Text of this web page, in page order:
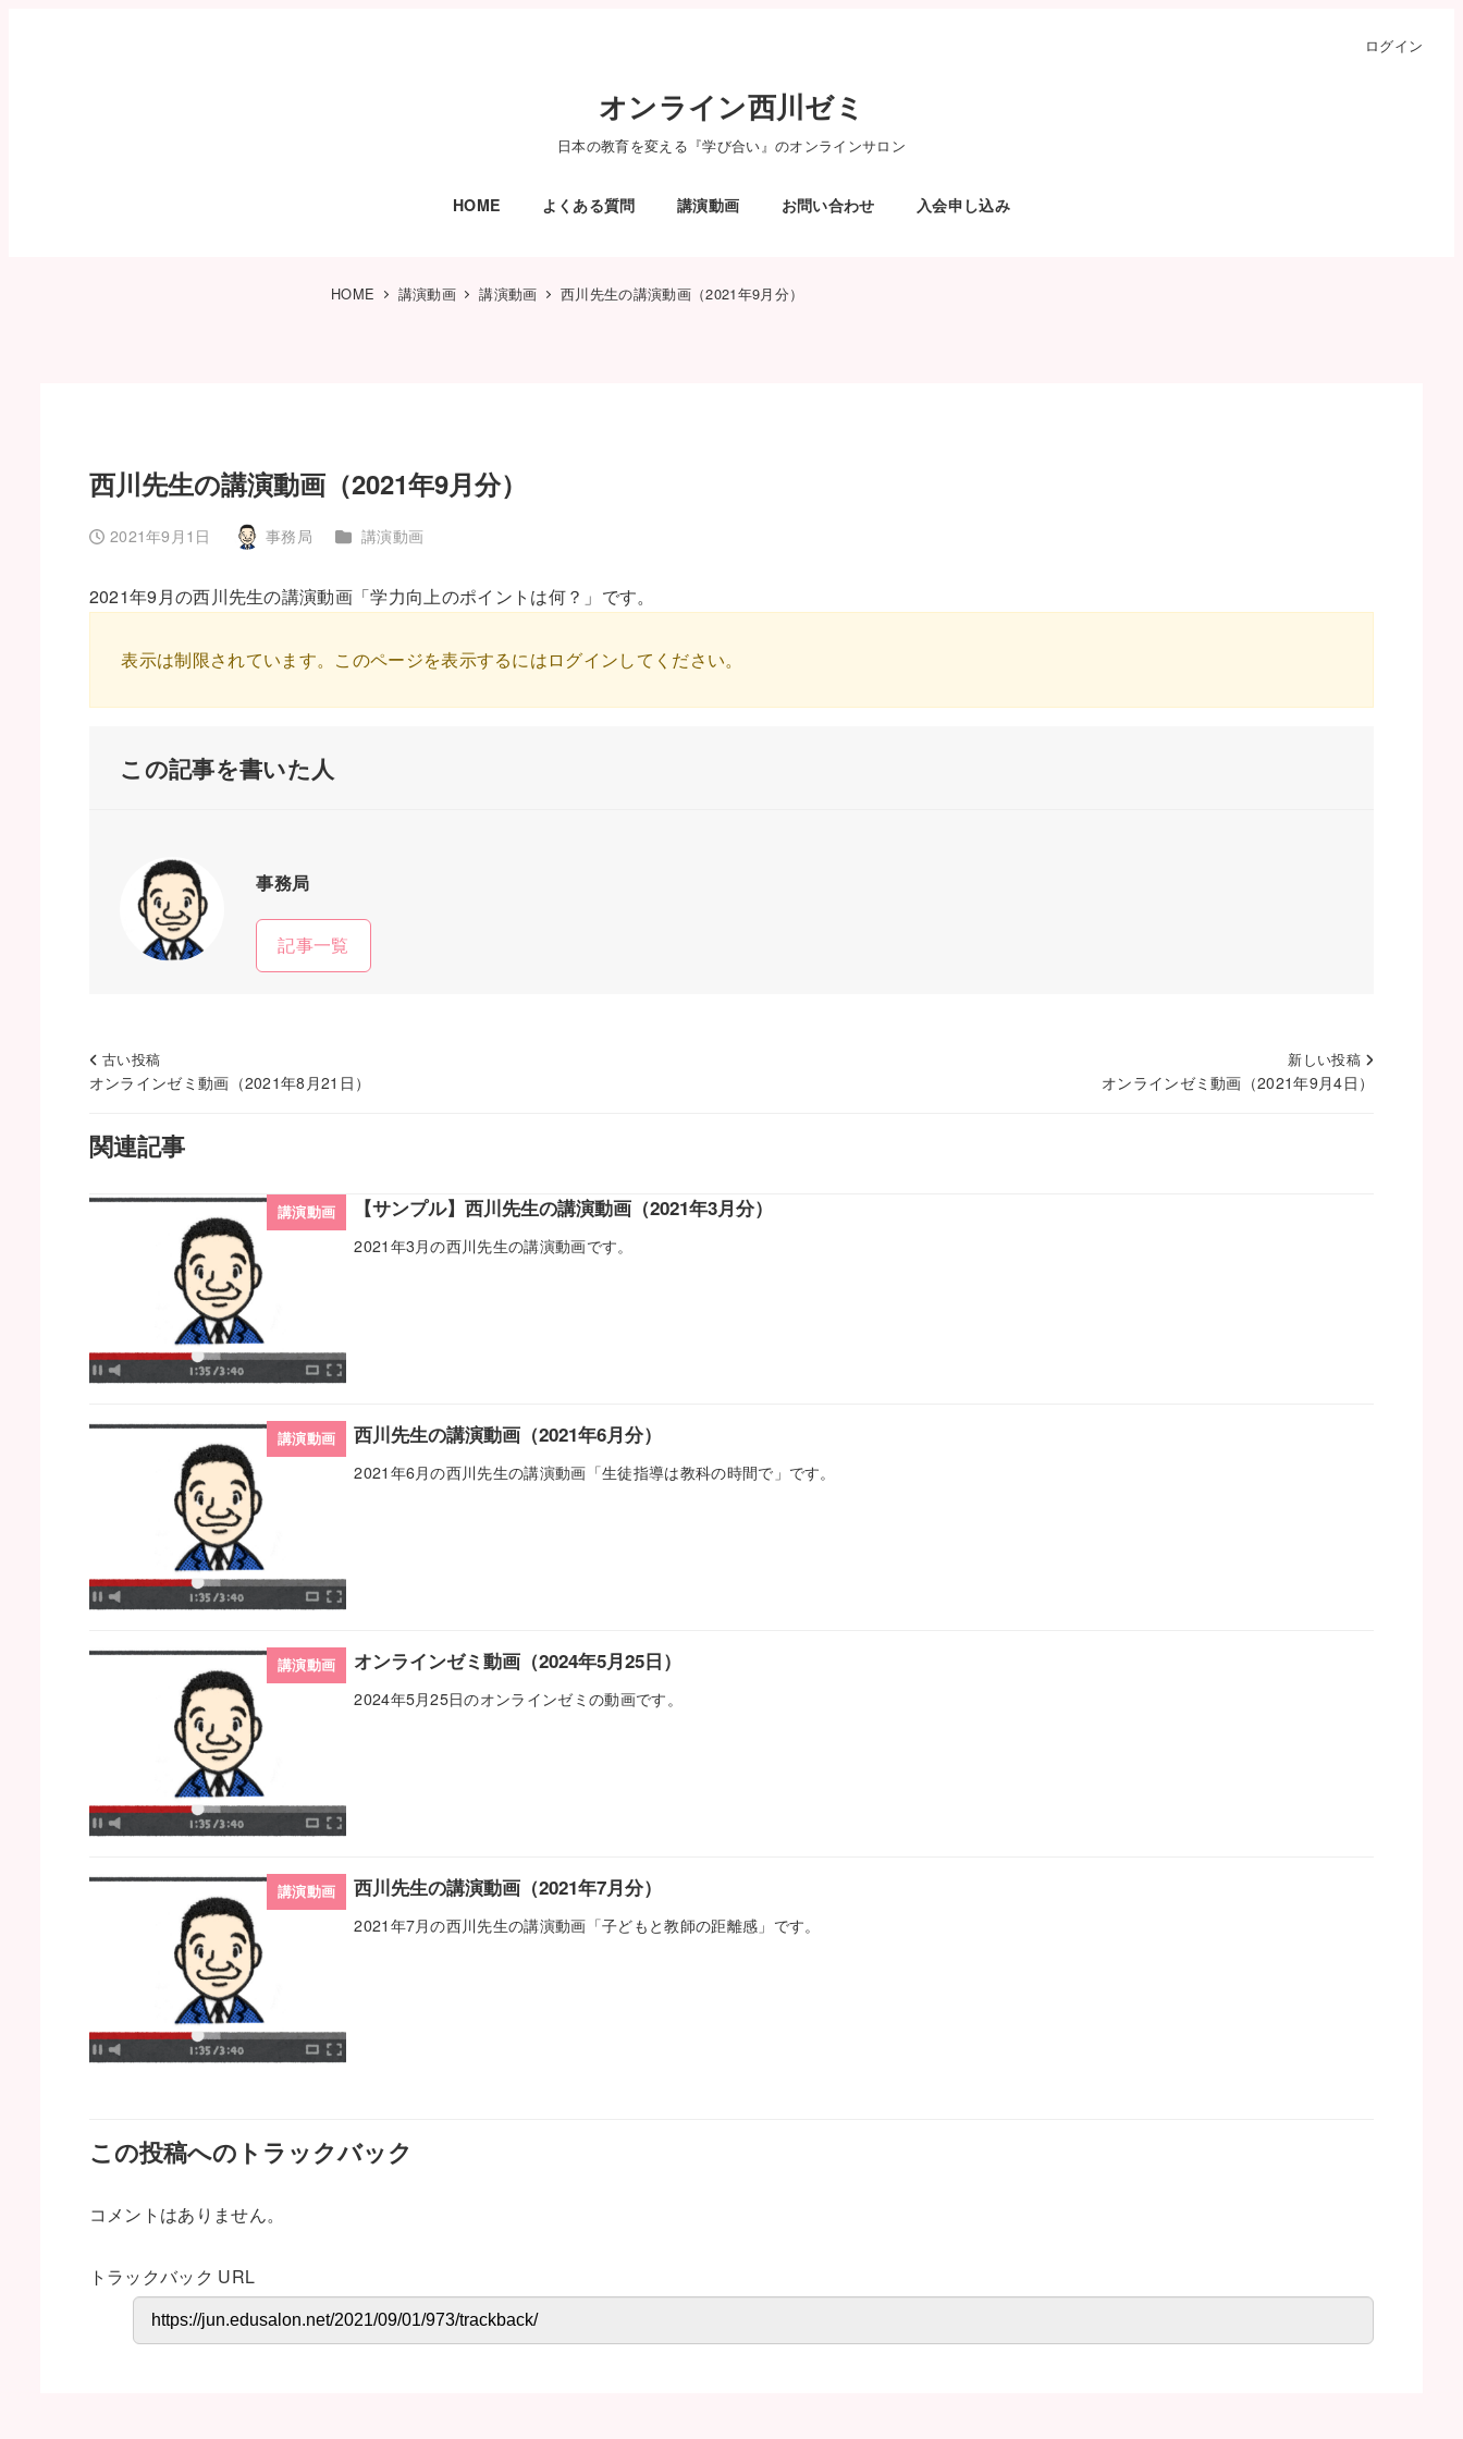
ログイン
オンライン西川ゼミ
日本の教育を変える『学び合い』のオンラインサロン
HOME よくある質問 講演動画 お問い合わせ 入会申し込み
HOME 講演動画 講演動画 西川先生の講演動画（2021年9月分）
西川先生の講演動画（2021年9月分）
投稿日
2021年9月1日
著
事務局 カテゴリー
講演動画
2021年9月の西川先生の講演動画「学力向上のポイントは何？」です。
表示は制限されています。このページを表示するにはログインしてください。
この記事を書いた人
事務局
記事一覧
古い投稿
オンラインゼミ動画（2021年8月21日）
新しい投稿
オンラインゼミ動画（2021年9月4日）
関連記事
講演動画 【サンプル】西川先生の講演動画（2021年3月分）
2021年3月の西川先生の講演動画です。
講演動画 西川先生の講演動画（2021年6月分）
2021年6月の西川先生の講演動画「生徒指導は教科の時間で」です。
講演動画 オンラインゼミ動画（2024年5月25日）
2024年5月25日のオンラインゼミの動画です。
講演動画 西川先生の講演動画（2021年7月分）
2021年7月の西川先生の講演動画「子どもと教師の距離感」です。
この投稿へのトラックバック
コメントはありません。
トラックバック URL